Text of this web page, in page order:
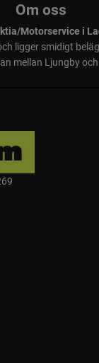
och rymmer
Om oss
Motorservice i
ligger smidigt
mellan Ljungby